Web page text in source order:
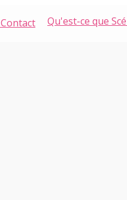
Contact Qu'est-ce que